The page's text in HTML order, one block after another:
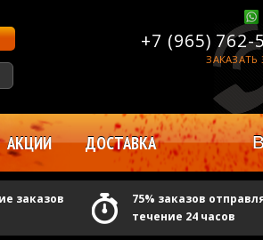
+7 (965) 762-
АКЦИИ ДОСТАВКА
заказов
75% заказов
течение 24 часов